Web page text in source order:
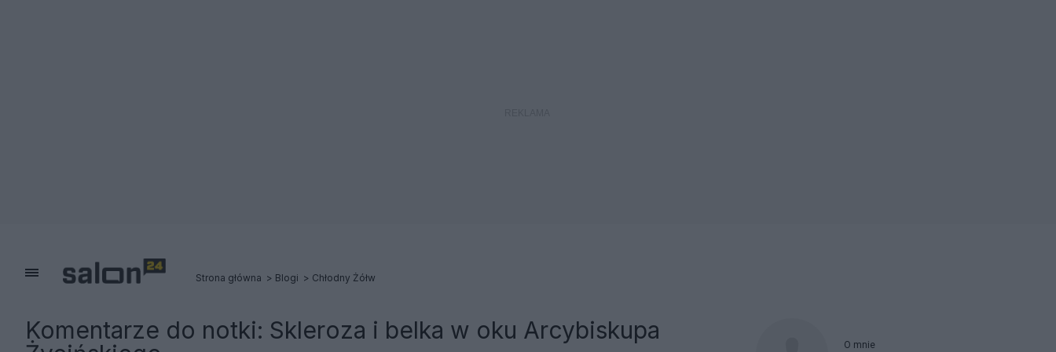
Strona główna Blogi Chłodny Żółw
Komentarze do notki: Skleroza i belka w oku Arcybiskupa
O mnie